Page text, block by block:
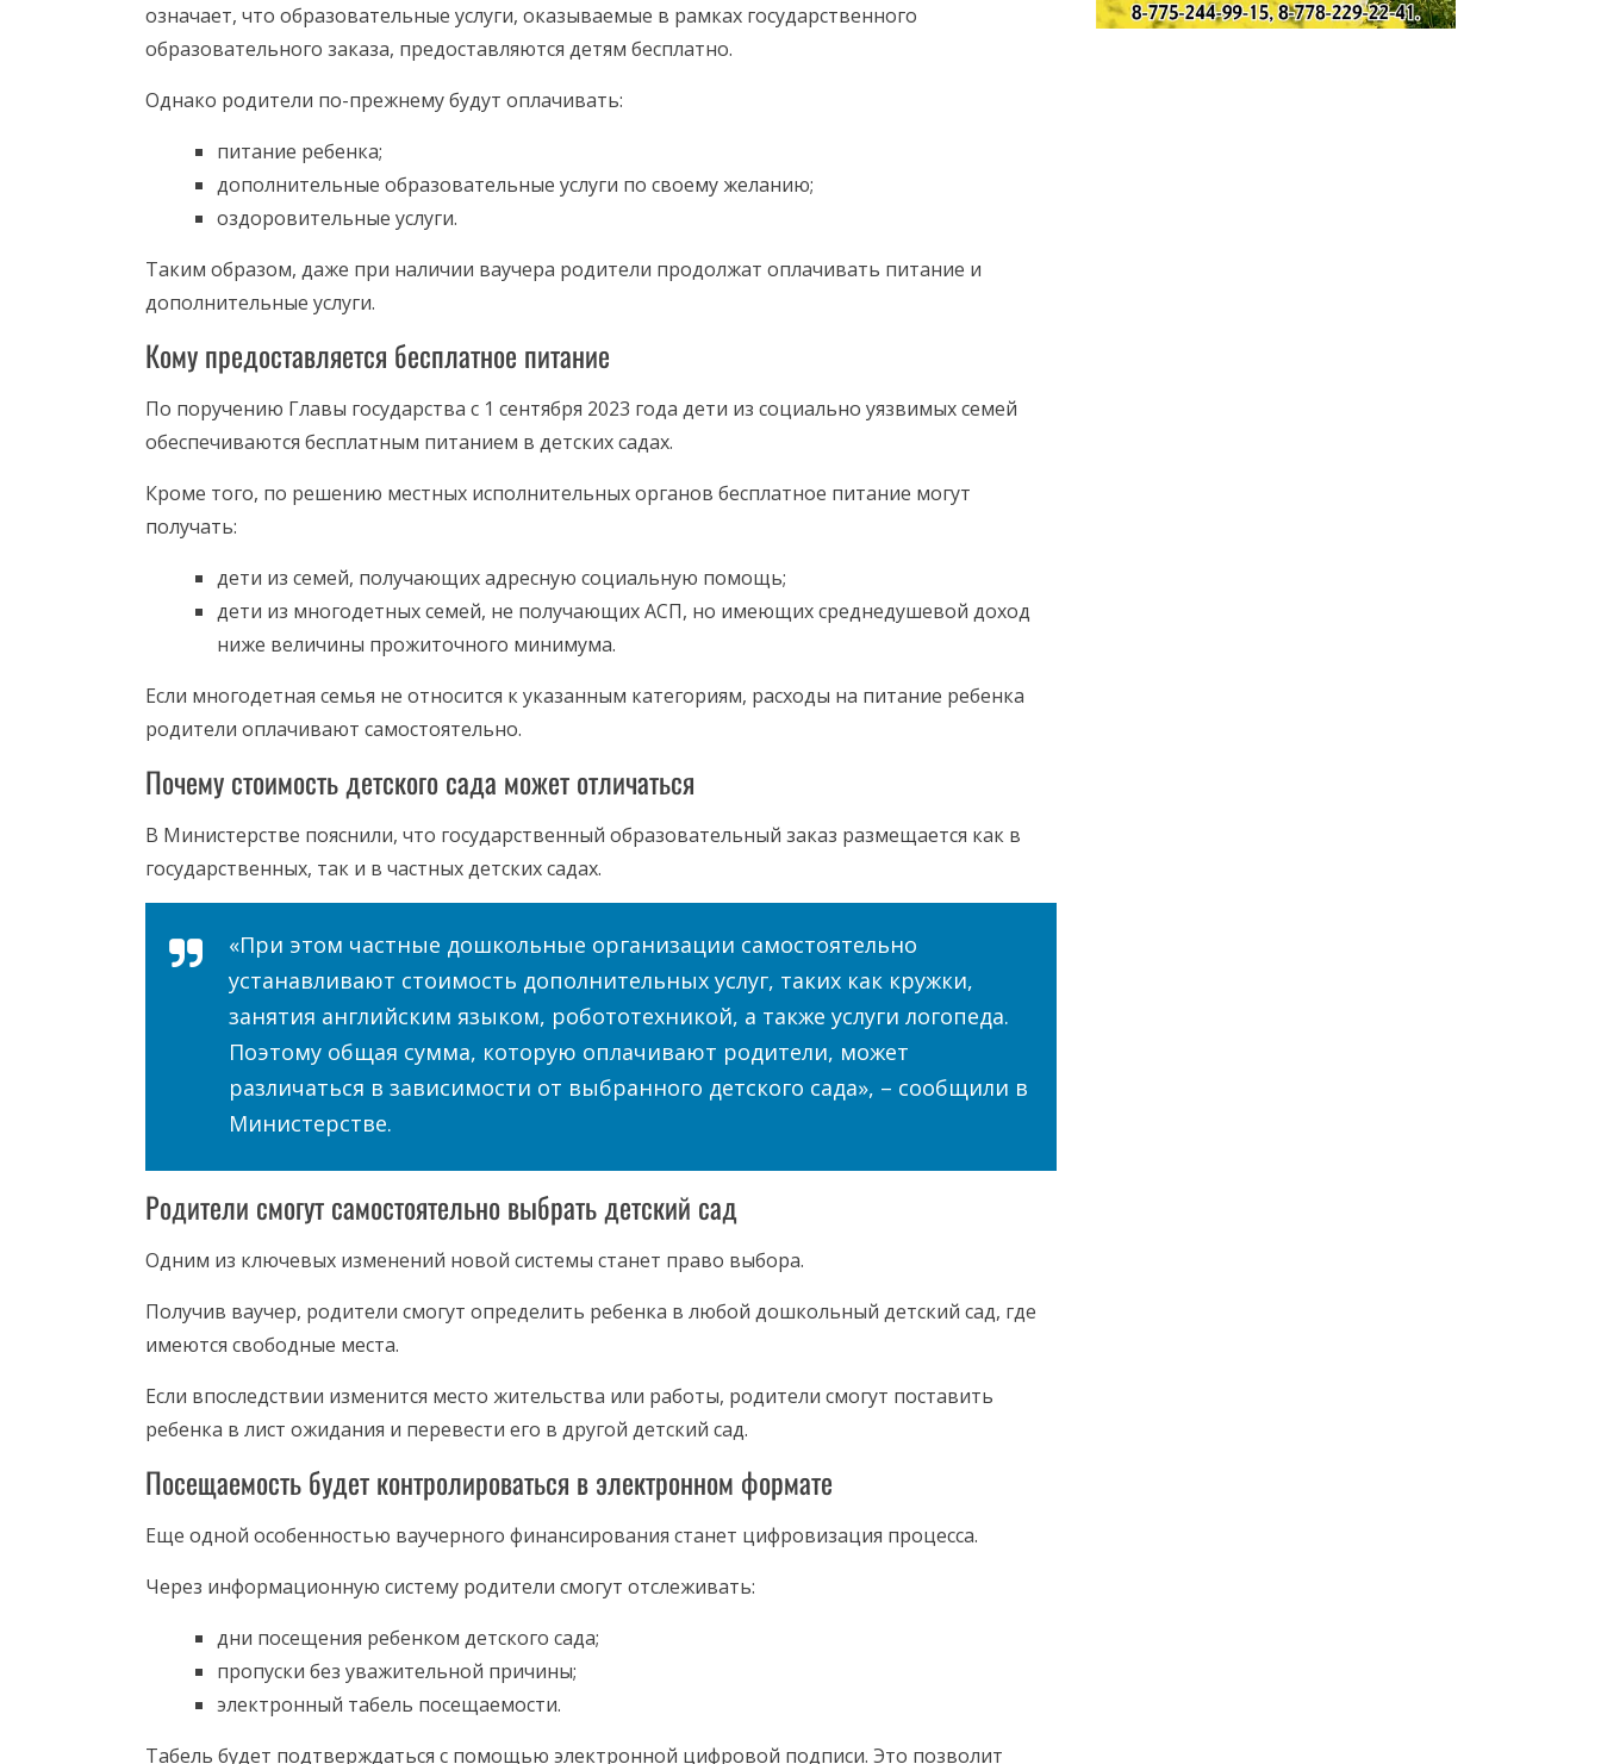
означает, что образовательные услуги, оказываемые в рамках государственного
образовательного заказа, предоставляются детям бесплатно.
Однако родители по-прежнему будут оплачивать:
питание ребенка;
дополнительные образовательные услуги по своему желанию;
оздоровительные услуги.
Таким образом, даже при наличии ваучера родители продолжат оплачивать питание и
дополнительные услуги.
Кому предоставляется бесплатное питание
По поручению Главы государства с 1 сентября 2023 года дети из социально уязвимых семей
обеспечиваются бесплатным питанием в детских садах.
Кроме того, по решению местных исполнительных органов бесплатное питание могут
получать:
дети из семей, получающих адресную социальную помощь;
дети из многодетных семей, не получающих АСП, но имеющих среднедушевой доход
ниже величины прожиточного минимума.
Если многодетная семья не относится к указанным категориям, расходы на питание ребенка
родители оплачивают самостоятельно.
Почему стоимость детского сада может отличаться
В Министерстве пояснили, что государственный образовательный заказ размещается как в
государственных, так и в частных детских садах.
«При этом частные дошкольные организации самостоятельно
устанавливают стоимость дополнительных услуг, таких как кружки,
занятия английским языком, робототехникой, а также услуги логопеда.
Поэтому общая сумма, которую оплачивают родители, может
различаться в зависимости от выбранного детского сада», – сообщили в
Министерстве.
Родители смогут самостоятельно выбрать детский сад
Одним из ключевых изменений новой системы станет право выбора.
Получив ваучер, родители смогут определить ребенка в любой дошкольный детский сад, где
имеются свободные места.
Если впоследствии изменится место жительства или работы, родители смогут поставить
ребенка в лист ожидания и перевести его в другой детский сад.
Посещаемость будет контролироваться в электронном формате
Еще одной особенностью ваучерного финансирования станет цифровизация процесса.
Через информационную систему родители смогут отслеживать:
дни посещения ребенком детского сада;
пропуски без уважительной причины;
электронный табель посещаемости.
Табель будет подтверждаться с помощью электронной цифровой подписи. Это позволит